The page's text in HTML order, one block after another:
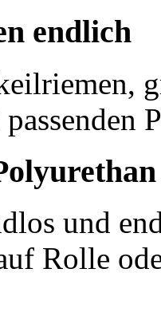
endlich
und
Rolle